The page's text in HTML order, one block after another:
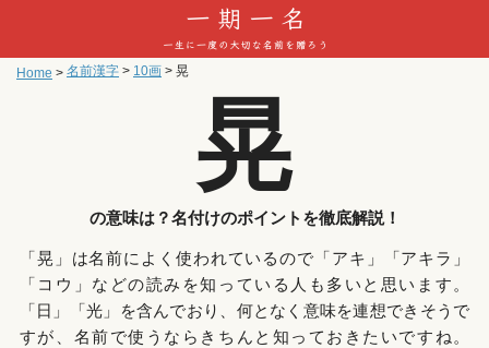
Home > 名前漢字 > 10画 > 晃
晃
の意味は？名付けのポイントを徹底解説！
「晃」は名前によく使われているので「アキ」「アキラ」
「コウ」などの読みを知っている人も多いと思います。
「日」「光」を含んでおり、何となく意味を連想できそうで
すが、名前で使うならきちんと知っておきたいですね。